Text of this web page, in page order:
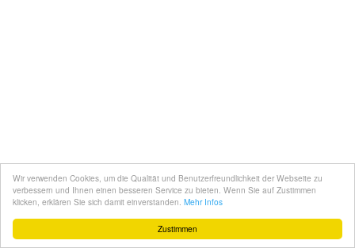
Zustimmen
Wir verwenden Cookies, um die Qualität und Benutzerfreundlichkeit der Webseite zu
verbessern und Ihnen einen besseren Service zu bieten. Wenn Sie auf Zustimmen
klicken, erklären Sie sich damit einverstanden. Mehr Infos